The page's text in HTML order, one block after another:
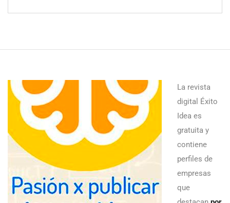
La revista
digital Éxito
Idea es
gratuita y
contiene
perfiles de
empresas
que